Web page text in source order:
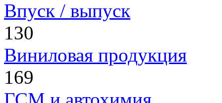
Впуск / выпуск
130
Виниловая продукция
169